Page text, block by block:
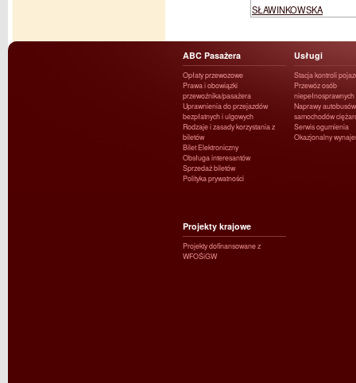
SŁAWINKOWSKA
ABC Pasażera
Opłaty przewozowe
Prawa i obowiązki
przewoźnika/pasażera
Uprawnienia do przejazdów
bezpłatnych i ulgowych
Rodzaje i zasady korzystania z
biletów
Bilet Elektroniczny
Obsługa interesantów
Sprzedaż biletów
Polityka prywatności
Usługi
Stacja kontroli
Przewóz osób
niepełnosprawnych
Naprawy
samochodów
Serwis ogumienia
Okazjonalny
Projekty krajowe
Projekty dofinansowane z
WFOŚiGW